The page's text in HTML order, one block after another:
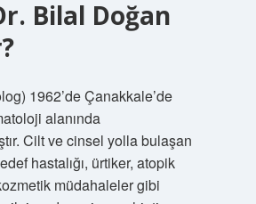
Bilal Doğan
1962’de Çanakkale’de
alanında
Cilt ve cinsel yolla bulaşan
hastalığı, ürtiker, atopik
müdahaleler gibi